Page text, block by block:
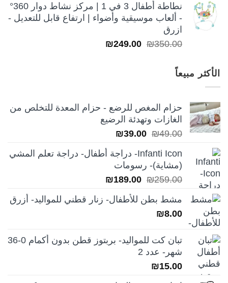
نطاطة أطفال 3 في 1 | مركز نشاط دوار 360°
- ألعاب موسيقية وأضواء | ارتفاع قابل للتعديل -
ازرق
₪350.00
السعر ₪249.00
الأكثر مبيعاً
حزام المغص للرضع - حزام المعدة للتخلص من
الغازات وتهدئة الرضيع
₪49.00
السعر
هو:
₪49.00.
₪39.00
هو:
₪39.00.
Infanti Icon- دراجة أطفال- دراجة تعلم المشي
(مشاية)- رسومات
₪259.00
السعر
هو:
₪189.00
هو:
مشط بطن للأطفال- زنار قطني للمواليد- أزرق
₪8.00
تبان كت للمواليد- بربتوز قطن بدون أكمام 0-36
شهر- عدد 2
₪15.00